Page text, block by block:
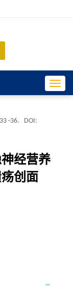
-36.
DOI:
经营养
创面